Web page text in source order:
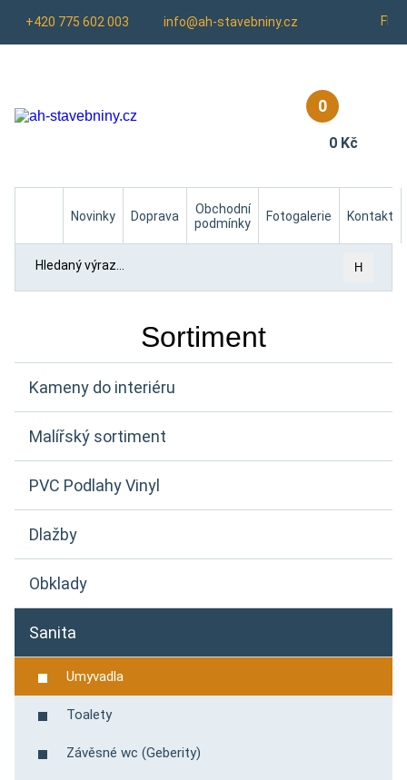
+420 775 602 003 info@ah-stavebniny.cz Fb
0
0 Kč
Novinky
Doprava
Obchodní
podmínky
Fotogalerie Kontakt
H
Sortiment
Kameny do interiéru
Malířský sortiment
PVC Podlahy Vinyl
Dlažby
Obklady
Sanita
Umyvadla
Toalety
Závěsné wc (Geberity)